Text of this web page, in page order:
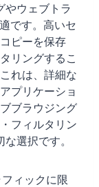
やウェブトラ
です。高いセ
ピーを保存
リングするこ
れは、詳細な
プリケーショ
ブラウジング
フィルタリン
選択です。
ィックに限